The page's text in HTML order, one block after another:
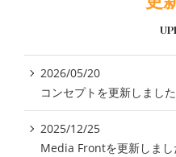
2026/05/20
コンセプトを更新しました
2025/12/25
Media Frontを更新しまし